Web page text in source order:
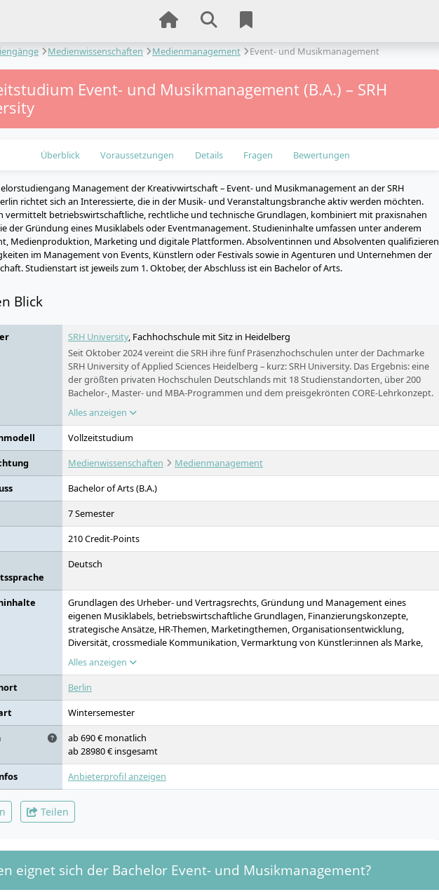
Medienwissenschaften Medienmanagement Event- und Musikmanagement
Event- und Musikmanagement (B.A.) – SRH
Überblick Voraussetzungen Details Fragen Bewertungen
Management der Kreativwirtschaft – Event- und Musikmanagement an der SRH
richtet sich an Interessierte, die in der Musik- und Veranstaltungsbranche aktiv werden möchten.
vermittelt betriebswirtschaftliche, rechtliche und technische Grundlagen, kombiniert mit praxisnahen
der Gründung eines Musiklabels oder Eventmanagement. Studieninhalte umfassen unter anderem
Medienproduktion, Marketing und digitale Plattformen. Absolventinnen und Absolventen qualifizieren
im Management von Events, Künstlern oder Festivals sowie in Agenturen und Unternehmen der
Studienstart ist jeweils zum 1. Oktober, der Abschluss ist ein Bachelor of Arts.
Blick
SRH University, Fachhochschule mit Sitz in Heidelberg
Seit Oktober 2024 vereint die SRH ihre fünf Präsenzhochschulen unter der Dachmarke
SRH University of Applied Sciences Heidelberg – kurz: SRH University. Das Ergebnis: eine
der größten privaten Hochschulen Deutschlands mit 18 Studienstandorten, über 200
Bachelor-, Master- und MBA-Programmen und dem preisgekrönten CORE-Lehrkonzept.
Studieren ohne NC, in kleinen Gruppen, praxisnah – auf Deutsch und auf Englisch.
Alles anzeigen
Vollzeitstudium
Medienwissenschaften
Medienmanagement
Bachelor of Arts (B.A.)
7 Semester
210 Credit-Points
Deutsch
Grundlagen des Urheber- und Vertragsrechts, Gründung und Management eines
eigenen Musiklabels, betriebswirtschaftliche Grundlagen, Finanzierungskonzepte,
strategische Ansätze, HR-Themen, Marketingthemen, Organisationsentwicklung,
Diversität, crossmediale Kommunikation, Vermarktung von Künstler:innen als Marke,
digitale Plattformen, Medienproduktion (Audio-, Licht- und Kameratechnik), Online-
Liveproduktion (Show, Event), Eventmanagement, Projektmanagement, Planung und
Durchführung von Veranstaltungen, Kommunikationsfähigkeiten, Körpersprache und
Rhetorik, Networking, Praktikum, Auslandssemester
Alles anzeigen
Berlin
Wintersemester
ab 690 € monatlich
ab 28980 € insgesamt
Anbieterprofil anzeigen
Teilen
eignet sich der Bachelor Event- und Musikmanagement?